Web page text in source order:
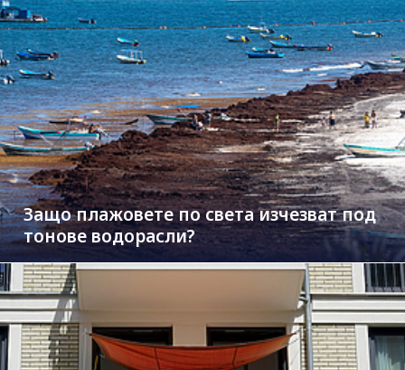
Защо плажовете по света изчезват под
тонове водорасли?